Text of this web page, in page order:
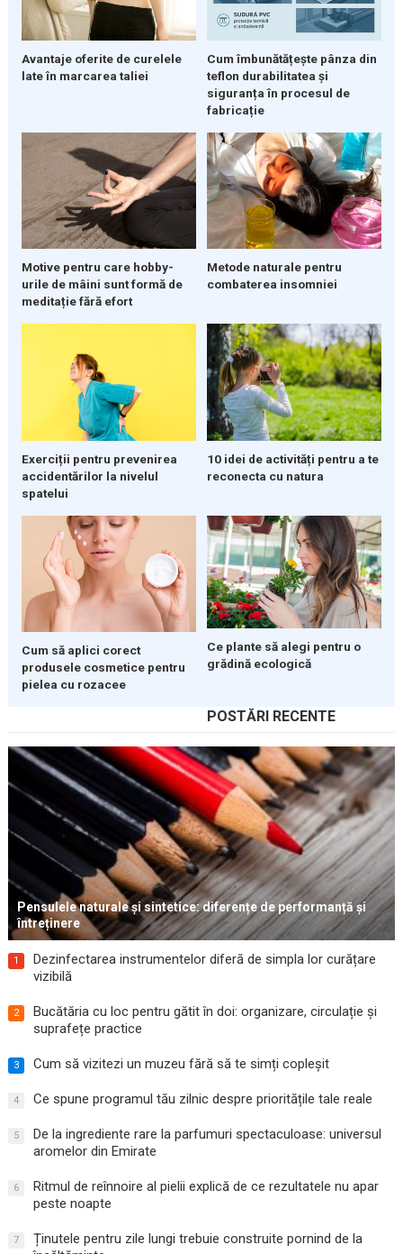
Avantaje oferite de curelele
late în marcarea taliei
Cum îmbunătățește pânza din
teflon durabilitatea și
siguranța în procesul de
fabricație
Motive pentru care hobby-
urile de mâini sunt formă de
meditație fără efort
Metode naturale pentru
combaterea insomniei
Exerciții pentru prevenirea
accidentărilor la nivelul
spatelui
10 idei de activități pentru a te
reconecta cu natura
Cum să aplici corect
produsele cosmetice pentru
pielea cu rozacee
Ce plante să alegi pentru o
grădină ecologică
POSTĂRI RECENTE
Pensulele naturale și sintetice: diferențe de performanță și
întreținere
1
Dezinfectarea instrumentelor diferă de simpla lor curățare
vizibilă
2
Bucătăria cu loc pentru gătit în doi: organizare, circulație și
suprafețe practice
3 Cum să vizitezi un muzeu fără să te simți copleșit
4 Ce spune programul tău zilnic despre prioritățile tale reale
5
De la ingrediente rare la parfumuri spectaculoase: universul
aromelor din Emirate
6
Ritmul de reînnoire al pielii explică de ce rezultatele nu apar
peste noapte
7
Ținutele pentru zile lungi trebuie construite pornind de la